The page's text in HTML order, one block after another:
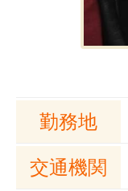
勤務地
交通機関